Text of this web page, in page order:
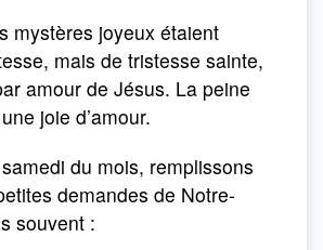
mystères joyeux étaient
mais de tristesse sainte,
amour de Jésus. La peine
joie d’amour.
du mois, remplissons
demandes de Notre-
souvent :